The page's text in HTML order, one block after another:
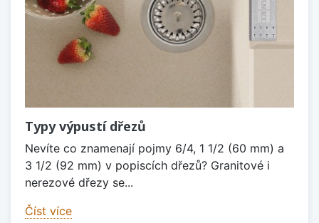
Typy výpustí dřezů
Nevíte co znamenají pojmy 6/4, 1 1/2 (60 mm) a
3 1/2 (92 mm) v popiscích dřezů? Granitové i
nerezové dřezy se...
Číst více